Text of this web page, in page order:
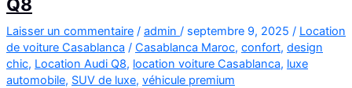
Q8
Laisser un commentaire / admin / septembre 9, 2025 / Location
de voiture Casablanca / Casablanca Maroc, confort, design
chic, Location Audi Q8, location voiture Casablanca, luxe
automobile, SUV de luxe, véhicule premium